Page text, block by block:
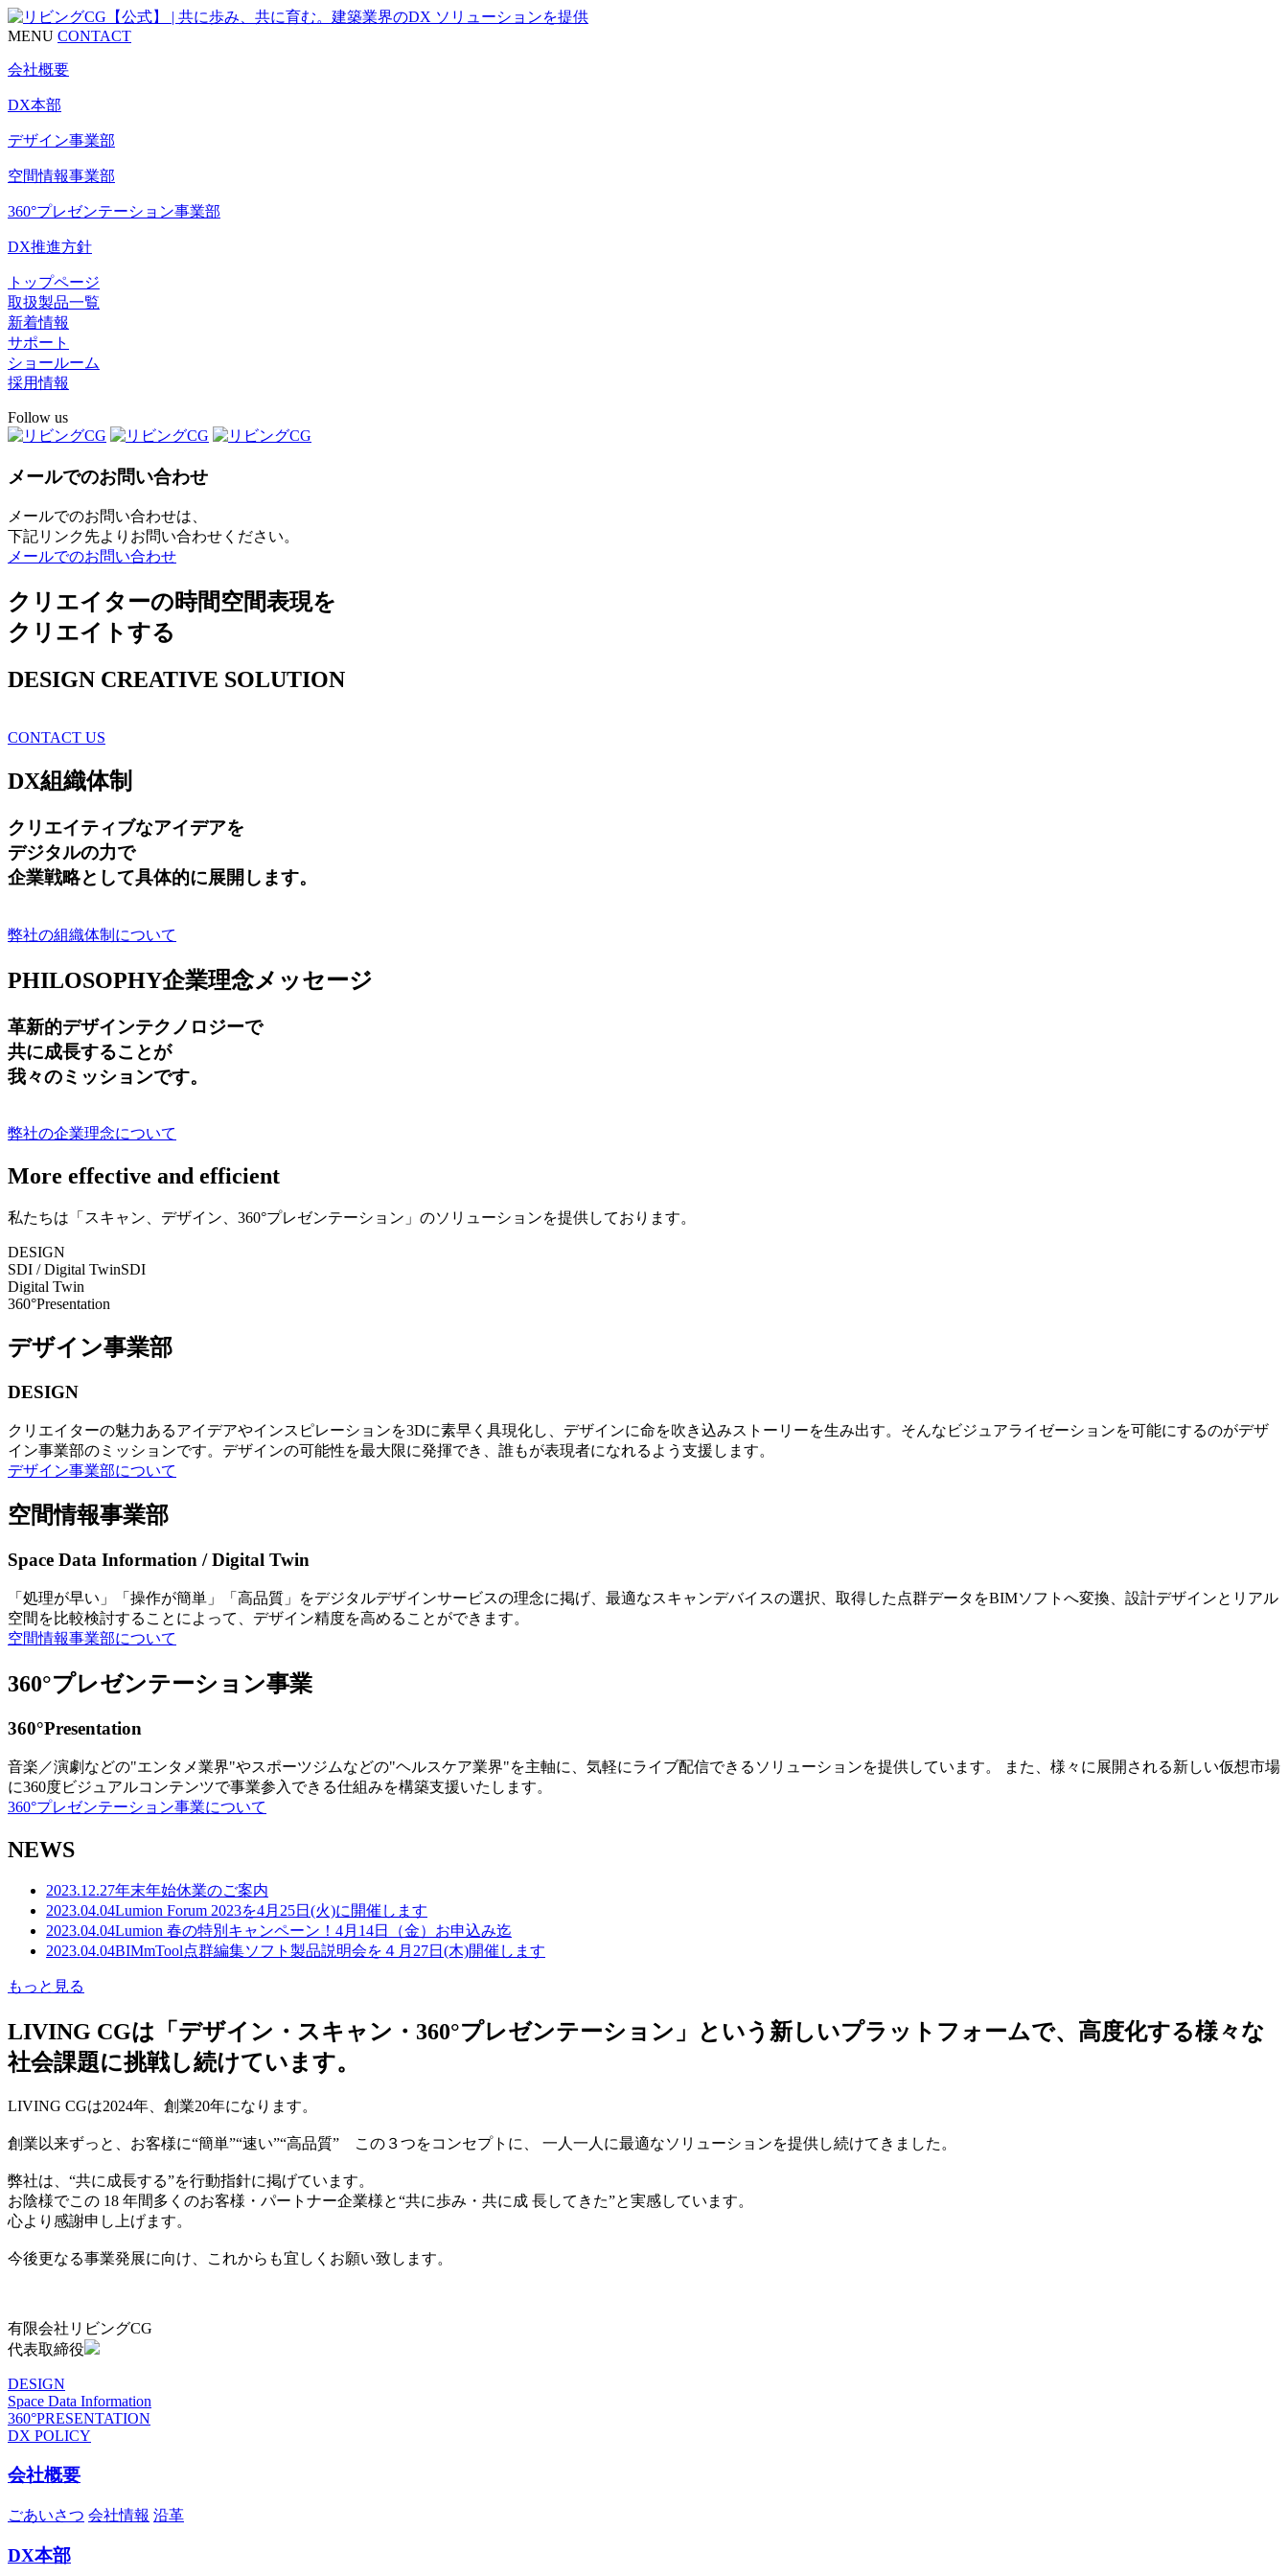
MENU CONTACT
会社概要
DX本部
デザイン事業部
空間情報事業部
360°プレゼンテーション事業部
DX推進方針
トップページ
取扱製品一覧
新着情報
サポート
ショールーム
採用情報
Follow us
メールでのお問い合わせ
メールでのお問い合わせは、
下記リンク先よりお問い合わせください。
メールでのお問い合わせ
クリエイターの時間空間表現を
クリエイトする
DESIGN CREATIVE SOLUTION
CONTACT US
DX組織体制
クリエイティブなアイデアを
デジタルの力で
企業戦略として具体的に展開します。
弊社の組織体制について
PHILOSOPHY企業理念メッセージ
革新的デザインテクノロジーで
共に成長することが
我々のミッションです。
弊社の企業理念について
More effective and efficient
私たちは「スキャン、デザイン、360°プレゼンテーション」のソリューションを提供しております。
DESIGN
SDI / Digital TwinSDI
Digital Twin
360°Presentation
デザイン事業部
DESIGN
クリエイターの魅力あるアイデアやインスピレーションを3Dに素早く具現化し、デザインに命を吹き込みストーリーを生み出す。そんなビジュアライゼーションを可能にするのがデザ
イン事業部のミッションです。デザインの可能性を最大限に発揮でき、誰もが表現者になれるよう支援します。
デザイン事業部について
空間情報事業部
Space Data Information / Digital Twin
「処理が早い」「操作が簡単」「高品質」をデジタルデザインサービスの理念に掲げ、最適なスキャンデバイスの選択、取得した点群データをBIMソフトへ変換、設計デザインとリアル
空間を比較検討することによって、デザイン精度を高めることができます。
空間情報事業部について
360°プレゼンテーション事業
360°Presentation
音楽／演劇などの"エンタメ業界"やスポーツジムなどの"ヘルスケア業界"を主軸に、気軽にライブ配信できるソリューションを提供しています。 また、様々に展開される新しい仮想市場
に360度ビジュアルコンテンツで事業参入できる仕組みを構築支援いたします。
360°プレゼンテーション事業について
NEWS
2023.12.27年末年始休業のご案内
2023.04.04Lumion Forum 2023を4月25日(火)に開催します
2023.04.04Lumion 春の特別キャンペーン！4月14日（金）お申込み迄
2023.04.04BIMmTool点群編集ソフト製品説明会を４月27日(木)開催します
もっと見る
LIVING CGは「デザイン・スキャン・360°プレゼンテーション」という新しいプラットフォームで、高度化する様々な
社会課題に挑戦し続けています。
LIVING CGは2024年、創業20年になります。
創業以来ずっと、お客様に“簡単”“速い”“高品質” この３つをコンセプトに、 一人一人に最適なソリューションを提供し続けてきました。
弊社は、“共に成長する”を行動指針に掲げています。
お陰様でこの 18 年間多くのお客様・パートナー企業様と“共に歩み・共に成 長してきた”と実感しています。
心より感謝申し上げます。
今後更なる事業発展に向け、これからも宜しくお願い致します。
有限会社リビングCG
代表取締役
DESIGN
Space Data Information
360°PRESENTATION
DX POLICY
会社概要
ごあいさつ 会社情報 沿革
DX本部